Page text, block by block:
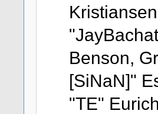
Benson,
[SiNaN]"
"TE"